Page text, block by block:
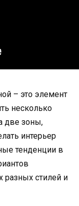
– это элемент
несколько
две зоны,
интерьер
тенденции в
разных стилей и